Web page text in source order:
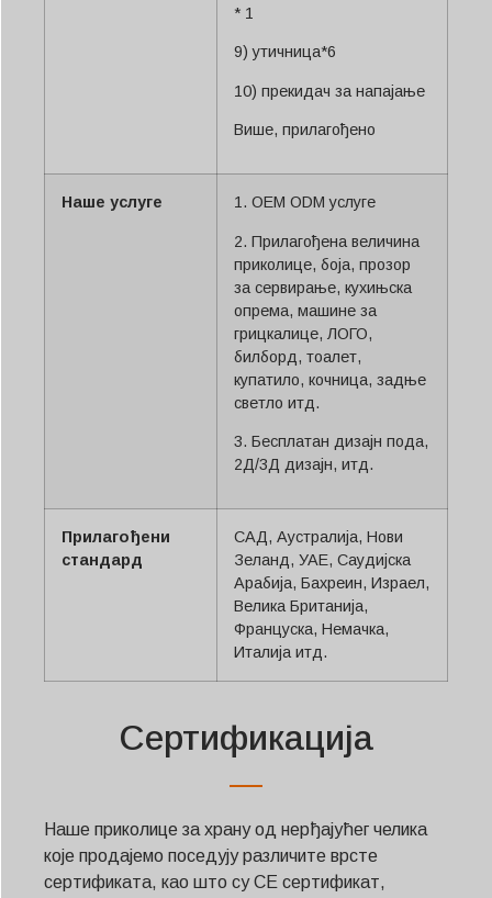
* 1
9) утичница*6
10) прекидач за напајање
Више, прилагођено
Наше услуге 1. OEM ODM услуге
2. Прилагођена величина
приколице, боја, прозор
за сервирање, кухињска
опрема, машине за
грицкалице, ЛОГО,
билборд, тоалет,
купатило, кочница, задње
светло итд.
3. Бесплатан дизајн пода,
2Д/3Д дизајн, итд.
Прилагођени
стандард
САД, Аустралија, Нови
Зеланд, УАЕ, Саудијска
Арабија, Бахреин, Израел,
Велика Британија,
Француска, Немачка,
Италија итд.
Сертификација
Наше приколице за храну од нерђајућег челика
које продајемо поседују различите врсте
сертификата, као што су CE сертификат,